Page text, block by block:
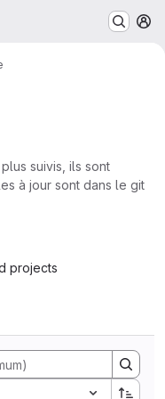
suivis, ils sont
à jour sont dans le git
projects